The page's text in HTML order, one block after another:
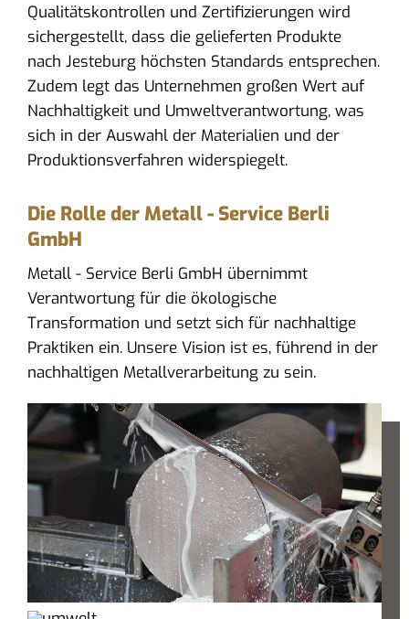
Qualitätskontrollen und Zertifizierungen wird
sichergestellt, dass die gelieferten Produkte
nach Jesteburg höchsten Standards entsprechen.
Zudem legt das Unternehmen großen Wert auf
Nachhaltigkeit und Umweltverantwortung, was
sich in der Auswahl der Materialien und der
Produktionsverfahren widerspiegelt.
Die Rolle der Metall - Service Berli
GmbH
Metall - Service Berli GmbH übernimmt
Verantwortung für die ökologische
Transformation und setzt sich für nachhaltige
Praktiken ein. Unsere Vision ist es, führend in der
nachhaltigen Metallverarbeitung zu sein.